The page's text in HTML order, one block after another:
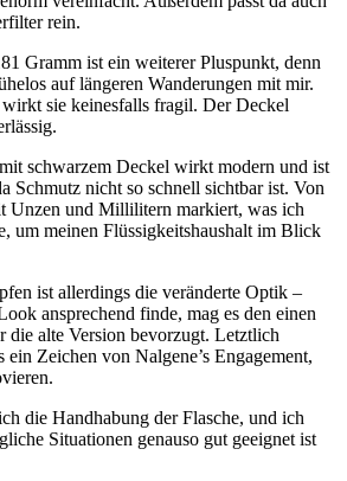
rein.
Gramm ist ein weiterer Pluspunkt, denn
auf längeren Wanderungen mit mir.
sie keinesfalls fragil. Der Deckel
schwarzem Deckel wirkt modern und ist
Schmutz nicht so schnell sichtbar ist. Von
Unzen und Millilitern markiert, was ich
um meinen Flüssigkeitshaushalt im Blick
ist allerdings die veränderte Optik –
ansprechend finde, mag es den einen
die alte Version bevorzugt. Letztlich
ein Zeichen von Nalgene’s Engagement,
die Handhabung der Flasche, und ich
Situationen genauso gut geeignet ist